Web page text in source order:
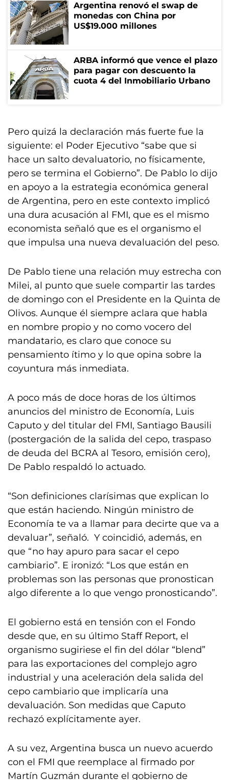
Argentina renovó el swap de
monedas con China por
US$19.000 millones
ARBA informó que vence el plazo
para pagar con descuento la
cuota 4 del Inmobiliario Urbano
Pero quizá la declaración más fuerte fue la
siguiente: el Poder Ejecutivo “sabe que si
hace un salto devaluatorio, no físicamente,
pero se termina el Gobierno”. De Pablo lo dijo
en apoyo a la estrategia económica general
de Argentina, pero en este contexto implicó
una dura acusación al FMI, que es el mismo
economista señaló que es el organismo el
que impulsa una nueva devaluación del peso.
De Pablo tiene una relación muy estrecha con
Milei, al punto que suele compartir las tardes
de domingo con el Presidente en la Quinta de
Olivos. Aunque él siempre aclara que habla
en nombre propio y no como vocero del
mandatario, es claro que conoce su
pensamiento ítimo y lo que opina sobre la
coyuntura más inmediata.
A poco más de doce horas de los últimos
anuncios del ministro de Economía, Luis
Caputo y del titular del FMI, Santiago Bausili
(postergación de la salida del cepo, traspaso
de deuda del BCRA al Tesoro, emisión cero),
De Pablo respaldó lo actuado.
“Son definiciones clarísimas que explican lo
que están haciendo. Ningún ministro de
Economía te va a llamar para decirte que va a
devaluar”, señaló. Y coincidió, además, en
que “no hay apuro para sacar el cepo
cambiario”. E ironizó: “Los que están en
problemas son las personas que pronostican
algo diferente a lo que vengo pronosticando”.
El gobierno está en tensión con el Fondo
desde que, en su último Staff Report, el
organismo sugiriese el fin del dólar “blend”
para las exportaciones del complejo agro
industrial y una aceleración dela salida del
cepo cambiario que implicaría una
devaluación. Son medidas que Caputo
rechazó explícitamente ayer.
A su vez, Argentina busca un nuevo acuerdo
con el FMI que reemplace al firmado por
Martín Guzmán durante el gobierno de